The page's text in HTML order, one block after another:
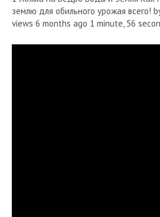
землю для обильного урожая всего!
views 6 months ago 1 minute, 56